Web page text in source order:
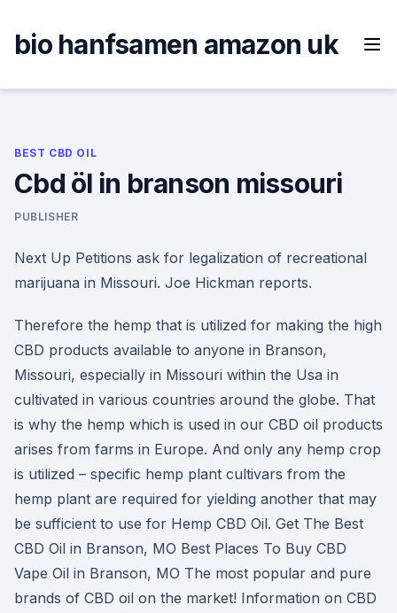
content
bio hanfsamen amazon uk
BEST CBD OIL
Cbd öl in branson missouri
PUBLISHER
Next Up Petitions ask for legalization of recreational
marijuana in Missouri. Joe Hickman reports.
Therefore the hemp that is utilized for making the high
CBD products available to anyone in Branson,
Missouri, especially in Missouri within the Usa in
cultivated in various countries around the globe. That
is why the hemp which is used in our CBD oil products
arises from farms in Europe. And only any hemp crop
is utilized – specific hemp plant cultivars from the
hemp plant are required for yielding another that may
be sufficient to use for Hemp CBD Oil. Get The Best
CBD Oil in Branson, MO Best Places To Buy CBD
Vape Oil in Branson, MO The most popular and pure
brands of CBD oil on the market! Information on CBD